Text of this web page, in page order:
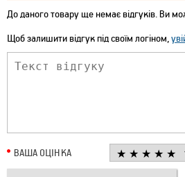
До даного товару ще немає відгуків. Ви
Щоб залишити відгук під своїм логіном,
ВАША ОЦІНКА